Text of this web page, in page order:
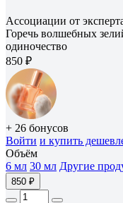
Ассоциации от
Горечь волшебных
одиночество
850 ₽
+ 26 бонусов
Войти и купить
Объём
6 мл 30 мл Другие
850 ₽